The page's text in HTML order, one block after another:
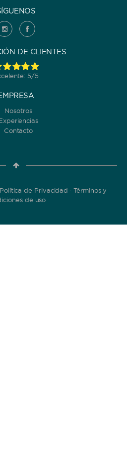
DE CLIENTES
5/5
Nosotros
Contacto
Política de Privacidad ·Términos y
de uso